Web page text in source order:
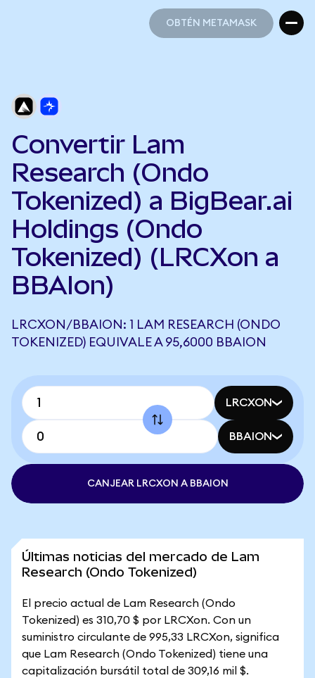
OBTÉN METAMASK
Convertir Lam
Research (Ondo
Tokenized) a BigBear.ai
Holdings (Ondo
Tokenized) (LRCXon a
BBAIon)
LRCXON/BBAION: 1 LAM RESEARCH (ONDO
TOKENIZED) EQUIVALE A 95,6000 BBAION
LRCXON
BBAION
CANJEAR LRCXON A BBAION
Últimas noticias del mercado de Lam
Research (Ondo Tokenized)
El precio actual de Lam Research (Ondo
Tokenized) es 310,70 $ por LRCXon. Con un
suministro circulante de 995,33 LRCXon, significa
que Lam Research (Ondo Tokenized) tiene una
capitalización bursátil total de 309,16 mil $.